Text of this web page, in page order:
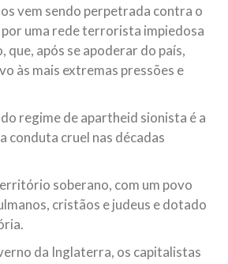
vem sendo perpetrada contra o
uma rede terrorista impiedosa
que, após se apoderar do país,
às mais extremas pressões e
regime de apartheid sionista é a
conduta cruel nas décadas
soberano, com um povo
cristãos e judeus e dotado
da Inglaterra, os capitalistas